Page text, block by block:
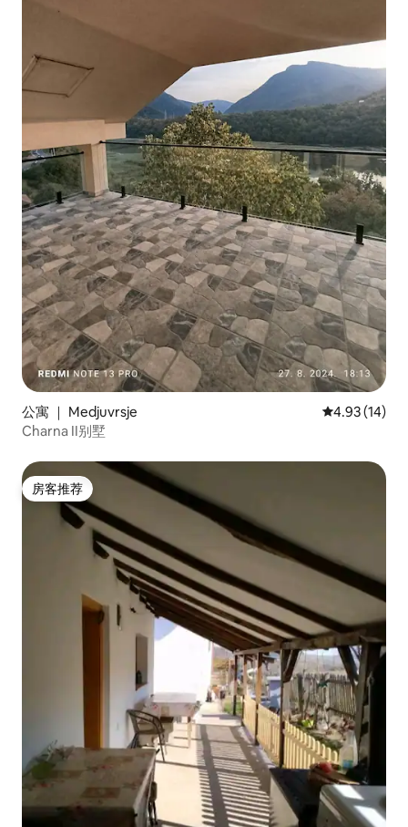
公寓 ｜ Medjuvrsje 平均评分
4.93 (14)
Charna II别墅
房客推荐
房客推荐